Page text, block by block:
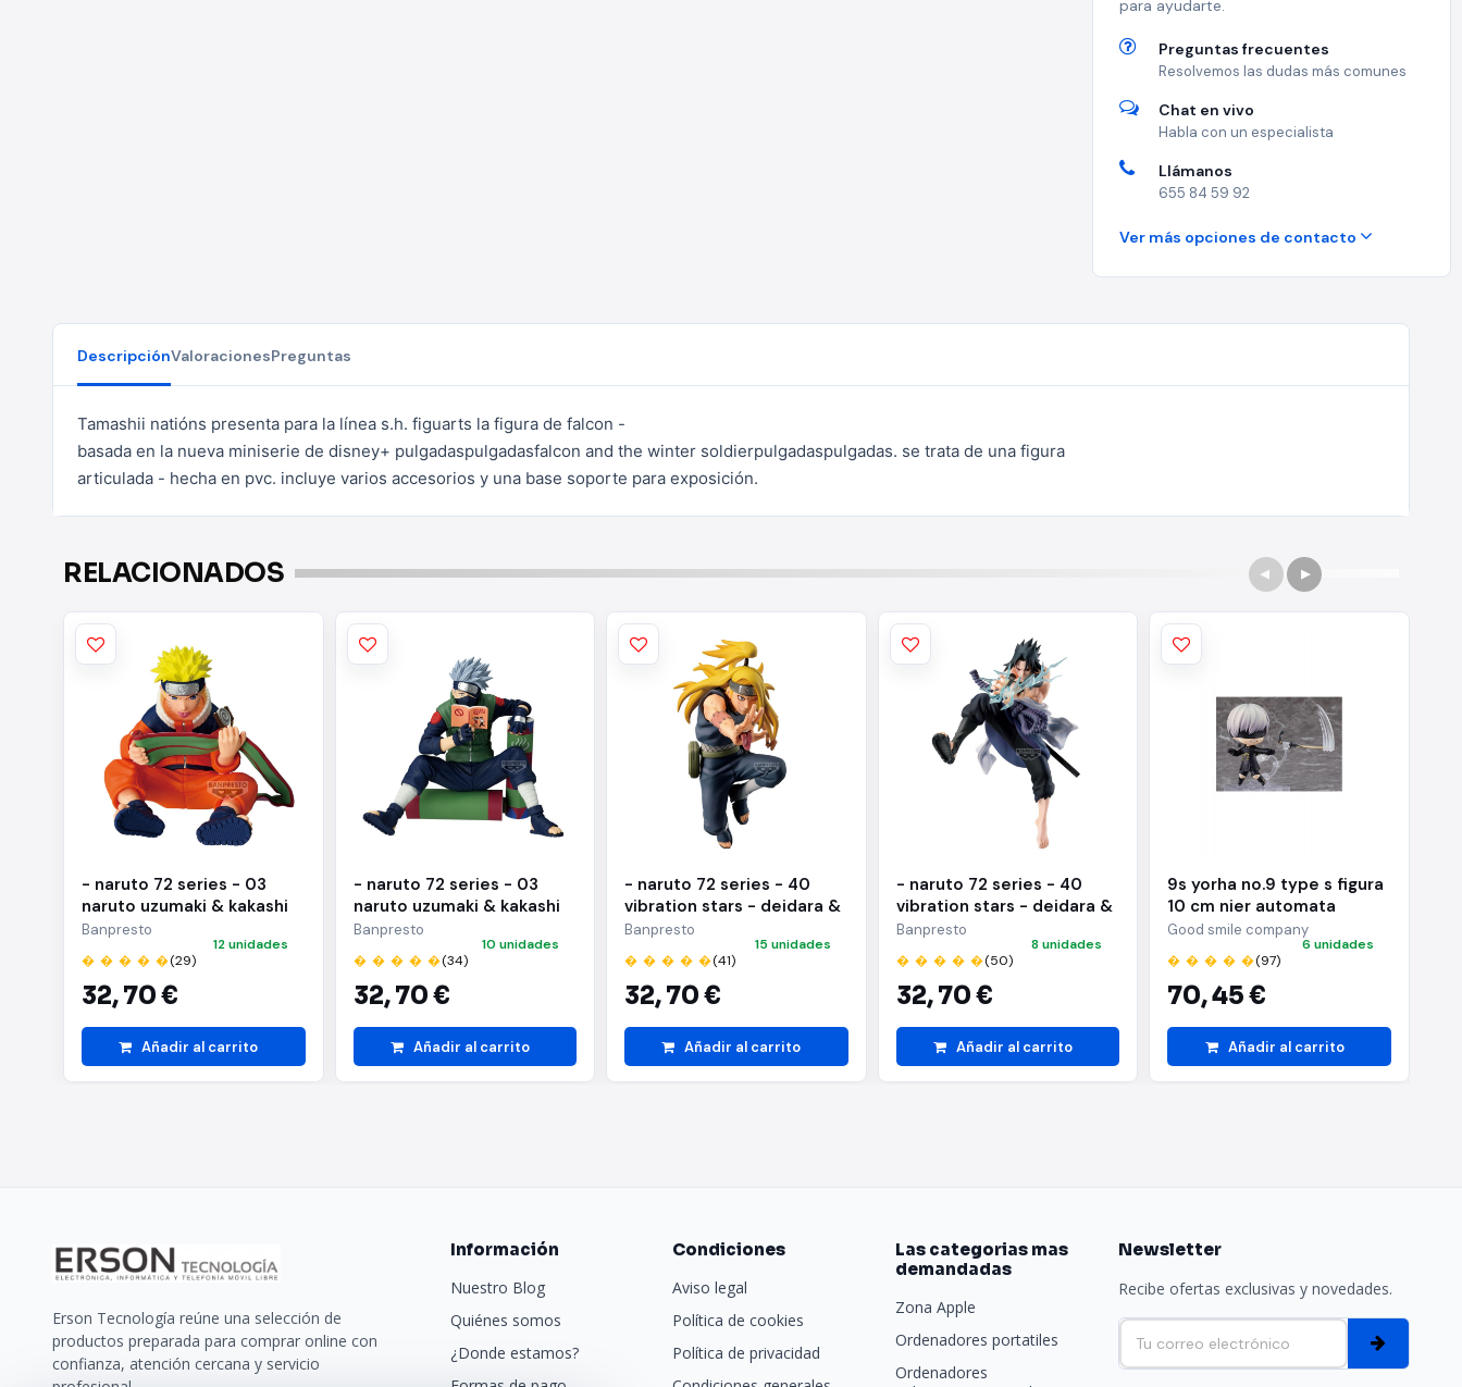
para ayudarte.
Preguntas frecuentes
Resolvemos las dudas más comunes
Chat en vivo
Habla con un especialista
Llámanos
655 84 59 92
Ver más opciones de contacto
DescripciónValoracionesPreguntas
Tamashii natións presenta para la línea s.h. figuarts la figura de falcon -
basada en la nueva miniserie de disney+ pulgadaspulgadasfalcon and the winter soldierpulgadaspulgadas. se trata de una figura
articulada - hecha en pvc. incluye varios accesorios y una base soporte para exposición.
RELACIONADOS
- naruto 72 series - 03
naruto uzumaki & kakashi
hatake(a:naruto uzumaki)
Banpresto
� � � � �(29)
32,70 €
12 unidades
Añadir al carrito
- naruto 72 series - 03
naruto uzumaki & kakashi
hatake(b:kakashi hatake)
Banpresto
� � � � �(34)
32,70 €
10 unidades
Añadir al carrito
- naruto 72 series - 40
vibration stars - deidara &
sasuke uchiha - (a:deidara)
Banpresto
� � � � �(41)
32,70 €
15 unidades
Añadir al carrito
- naruto 72 series - 40
vibration stars - deidara &
sasuke uchiha - (b:sasuke
uchiha)
Banpresto
� � � � �(50)
32,70 €
8 unidades
Añadir al carrito
9s yorha no.9 type s figura
10 cm nier automata
nendoroid
Good smile company
� � � � �(97)
70,45 €
6 unidades
Añadir al carrito
Erson Tecnología reúne una selección de
productos preparada para comprar online con
confianza, atención cercana y servicio
Información
Nuestro Blog
Quiénes somos
¿Donde estamos?
Condiciones
Aviso legal
Política de cookies
Política de privacidad
Las categorias mas
demandadas
Zona Apple
Ordenadores portatiles
Ordenadores
Newsletter
Recibe ofertas exclusivas y novedades.